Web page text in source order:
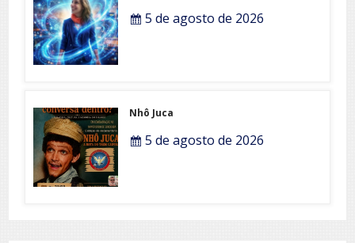
5 de agosto de 2026
Nhô Juca
5 de agosto de 2026